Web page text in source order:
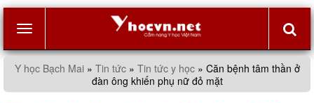
Y học Bạch Mai» Tin tức» Tin tức y học» Căn bệnh tâm thần ở
đàn ông khiến phụ nữ đỏ mặt